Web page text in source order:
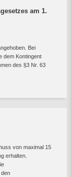
am 1.
Bei
dem Kontingent
des §3 Nr. 63
von maximal 15
erhalten.
den